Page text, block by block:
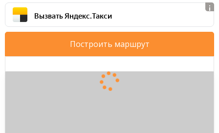
Вызвать Яндекс.Такси
Построить маршрут